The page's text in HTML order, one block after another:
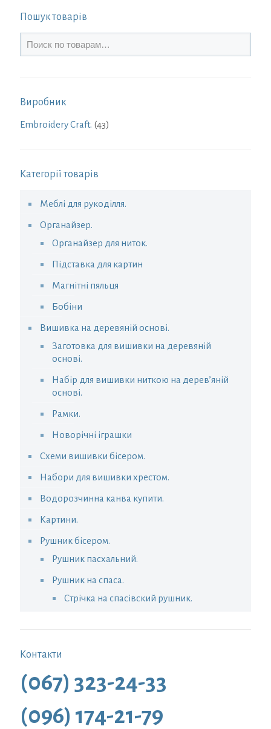
Пошук товарів
Виробник
Embroidery Craft. (43)
Категорії товарів
Меблі для рукоділля.
Органайзер.
Органайзер для ниток.
Підставка для картин
Магнітні пяльця
Бобіни
Вишивка на деревяній основі.
Заготовка для вишивки на деревяній
основі.
Набір для вишивки ниткою на дерев’яній
основі.
Рамки.
Новорічні іграшки
Схеми вишивки бісером.
Набори для вишивки хрестом.
Водорозчинна канва купити.
Картини.
Рушник бісером.
Рушник пасхальний.
Рушник на спаса.
Стрічка на спасівский рушник.
Контакти
(067) 323-24-33
(096) 174-21-79